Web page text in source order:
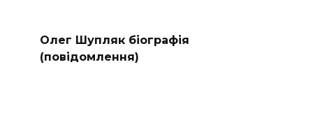
Олег Шупляк біографія
(повідомлення)